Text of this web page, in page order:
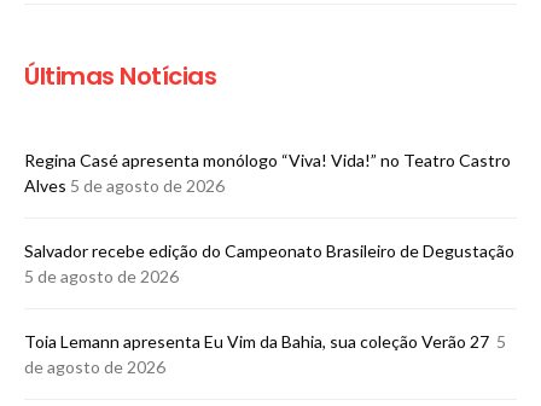
Últimas Notícias
Regina Casé apresenta monólogo “Viva! Vida!” no Teatro Castro
Alves 5 de agosto de 2026
​Salvador recebe edição do Campeonato Brasileiro de Degustação
5 de agosto de 2026
Toia Lemann apresenta Eu Vim da Bahia, sua coleção Verão 27 5
de agosto de 2026